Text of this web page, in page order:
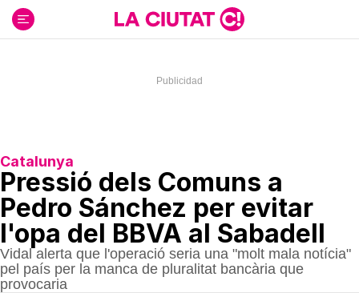
contenido
Catalunya
Pressió dels Comuns a
Pedro Sánchez per evitar
l'opa del BBVA al Sabadell
Vidal alerta que l'operació seria una "molt mala notícia"
pel país per la manca de pluralitat bancària que
provocaria